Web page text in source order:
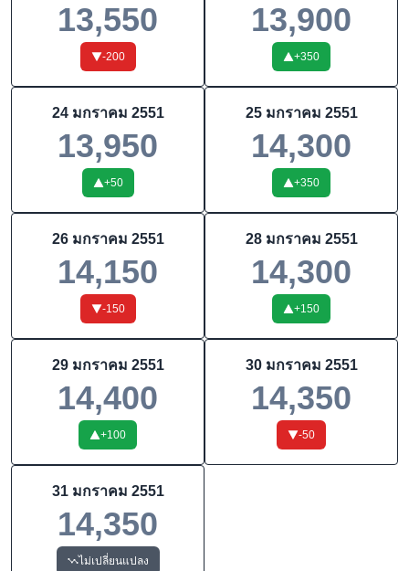
13,550
-200
13,900
+350
24 มกราคม 2551
13,950
+50
25 มกราคม 2551
14,300
+350
26 มกราคม 2551
14,150
-150
28 มกราคม 2551
14,300
+150
29 มกราคม 2551
14,400
+100
30 มกราคม 2551
14,350
-50
31 มกราคม 2551
14,350
ไม่เปลี่ยนแปลง